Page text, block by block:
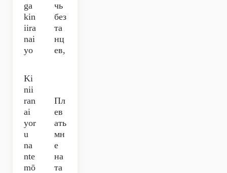
ga
kin
iira
nai
yo
чь
без
та
нц
ев,
Ki
nii
ran
ai
yor
u
na
nte
mō
Пл
ев
ать
мн
е
на
та